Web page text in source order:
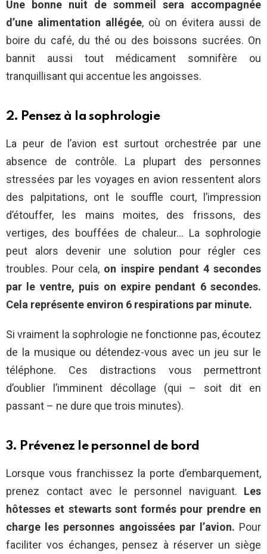
Une bonne nuit de sommeil sera accompagnée
d’une alimentation allégée, où on évitera aussi de
boire du café, du thé ou des boissons sucrées. On
bannit aussi tout médicament somnifère ou
tranquillisant qui accentue les angoisses.
2. Pensez à la sophrologie
La peur de l’avion est surtout orchestrée par une
absence de contrôle. La plupart des personnes
stressées par les voyages en avion ressentent alors
des palpitations, ont le souffle court, l’impression
d’étouffer, les mains moites, des frissons, des
vertiges, des bouffées de chaleur… La sophrologie
peut alors devenir une solution pour régler ces
troubles. Pour cela, on inspire pendant 4 secondes
par le ventre, puis on expire pendant 6 secondes.
Cela représente environ 6 respirations par minute.
Si vraiment la sophrologie ne fonctionne pas, écoutez
de la musique ou détendez-vous avec un jeu sur le
téléphone. Ces distractions vous permettront
d’oublier l’imminent décollage (qui – soit dit en
passant – ne dure que trois minutes).
3. Prévenez le personnel de bord
Lorsque vous franchissez la porte d’embarquement,
prenez contact avec le personnel naviguant. Les
hôtesses et stewarts sont formés pour prendre en
charge les personnes angoissées par l’avion. Pour
faciliter vos échanges, pensez à réserver un siège